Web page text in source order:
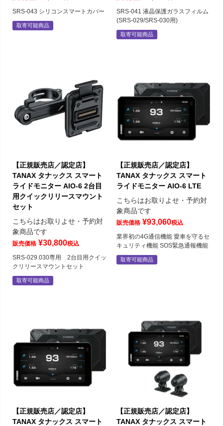
SRS-043 シリコンスマートカバー
取寄可能商品
SRS-041 液晶保護ガラスフィルム
(SRS-029/SRS-030用)
取寄可能商品
【正規販売店／認定店】
TANAX タナックス スマート
ライドモニター AIO-6 2台目
用クイックリリースマウント
セット
こちらはお取りよせ・予約対
象商品です
販売価格 ¥30,800税込
SRS-029.030専用 2台目用クイッ
クリリースマウントセット
取寄可能商品
【正規販売店／認定店】
TANAX タナックス スマート
ライドモニター AIO-6 LTE
こちらはお取りよせ・予約対
象商品です
販売価格 ¥93,060税込
業界初の4G通信機能 愛車を守るセ
キュリティ機能 SOS緊急通報機能
取寄可能商品
【正規販売店／認定店】
TANAX タナックス スマート
【正規販売店／認定店】
TANAX タナックス スマート